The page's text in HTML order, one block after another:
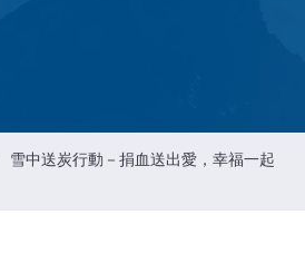
雪中送炭行動－捐血送出愛，幸福一起